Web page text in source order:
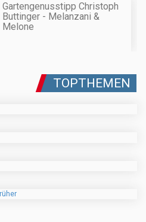
Gartengenusstipp Christoph
Buttinger - Melanzani &
Melone
TOPTHEMEN